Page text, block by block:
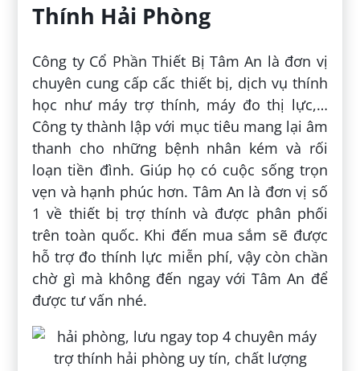
Thính Hải Phòng
Công ty Cổ Phần Thiết Bị Tâm An là đơn vị
chuyên cung cấp cấc thiết bị, dịch vụ thính
học như máy trợ thính, máy đo thị lực,…
Công ty thành lập với mục tiêu mang lại âm
thanh cho những bệnh nhân kém và rối
loạn tiền đình. Giúp họ có cuộc sống trọn
vẹn và hạnh phúc hơn. Tâm An là đơn vị số
1 về thiết bị trợ thính và được phân phối
trên toàn quốc. Khi đến mua sắm sẽ được
hỗ trợ đo thính lực miễn phí, vậy còn chần
chờ gì mà không đến ngay với Tâm An để
được tư vấn nhé.